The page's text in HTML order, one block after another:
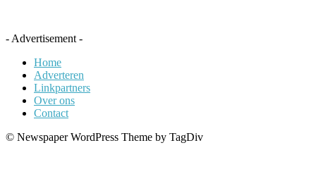
- Advertisement -
Home
Adverteren
Linkpartners
Over ons
Contact
© Newspaper WordPress Theme by TagDiv